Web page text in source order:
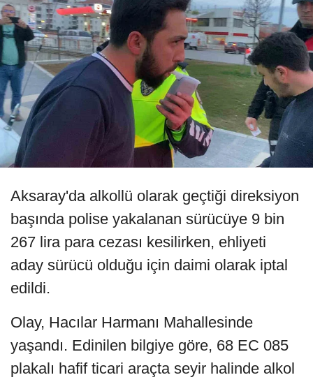
Aksaray'da alkollü olarak geçtiği direksiyon
başında polise yakalanan sürücüye 9 bin
267 lira para cezası kesilirken, ehliyeti
aday sürücü olduğu için daimi olarak iptal
edildi.
Olay, Hacılar Harmanı Mahallesinde
yaşandı. Edinilen bilgiye göre, 68 EC 085
plakalı hafif ticari araçta seyir halinde alkol